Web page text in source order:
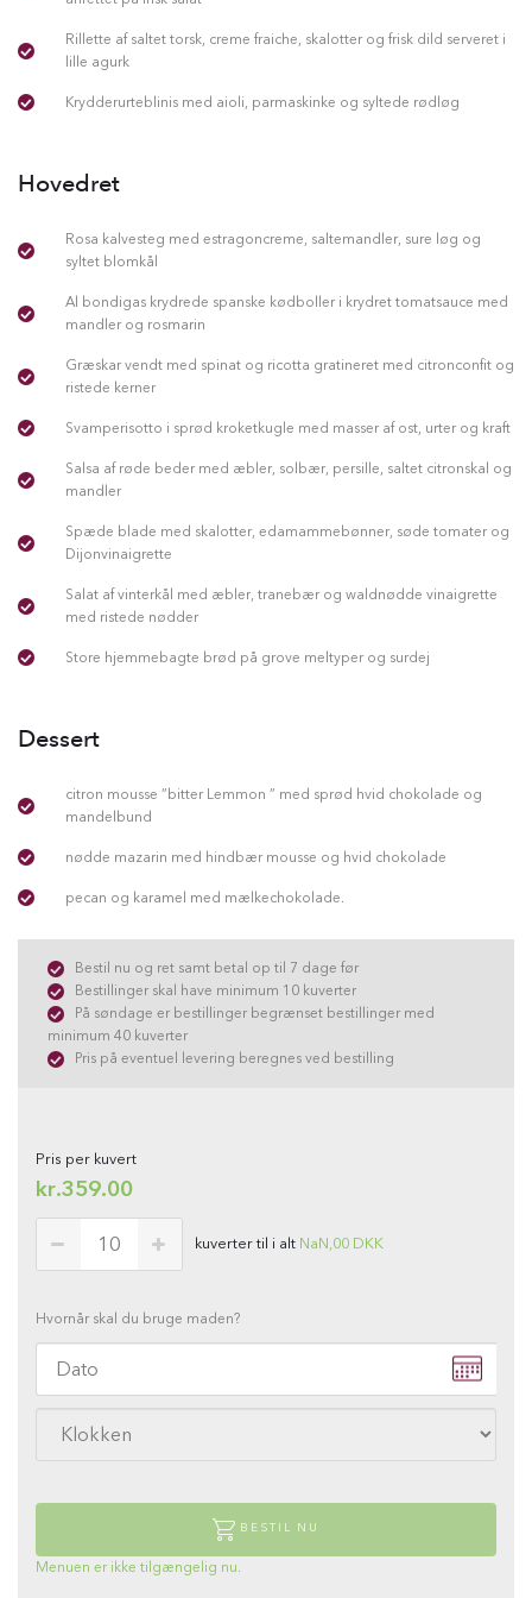
Rillette af saltet torsk, creme fraiche, skalotter og frisk dild serveret i
lille agurk
Krydderurteblinis med aioli, parmaskinke og syltede rødløg
Hovedret
Rosa kalvesteg med estragoncreme, saltemandler, sure løg og
syltet blomkål
Al bondigas krydrede spanske kødboller i krydret tomatsauce med
mandler og rosmarin
Græskar vendt med spinat og ricotta gratineret med citronconfit og
ristede kerner
Svamperisotto i sprød kroketkugle med masser af ost, urter og kraft
Salsa af røde beder med æbler, solbær, persille, saltet citronskal og
mandler
Spæde blade med skalotter, edamammebønner, søde tomater og
Dijonvinaigrette
Salat af vinterkål med æbler, tranebær og waldnødde vinaigrette
med ristede nødder
Store hjemmebagte brød på grove meltyper og surdej
Dessert
citron mousse ”bitter Lemmon ” med sprød hvid chokolade og
mandelbund
nødde mazarin med hindbær mousse og hvid chokolade
pecan og karamel med mælkechokolade.
Bestil nu og ret samt betal op til 7 dage før
Bestillinger skal have minimum 10 kuverter
På søndage er bestillinger begrænset bestillinger med
minimum 40 kuverter
Pris på eventuel levering beregnes ved bestilling
Pris per kuvert
kr.359.00
kuverter til i alt NaN,00 DKK
Hvornår skal du bruge maden?
BESTIL NU
Menuen er ikke tilgængelig nu.